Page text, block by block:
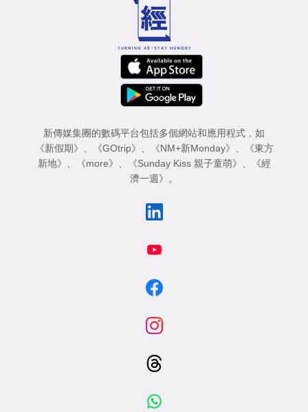
新傳媒集團的數碼平台包括多個網站和應用程式，如
《新假期》 、 《GOtrip》 、 《NM+新Monday》 、
《東方
新地》 、 《more》 、 《Sunday Kiss 親子童萌》 、
《經
濟一週》 。